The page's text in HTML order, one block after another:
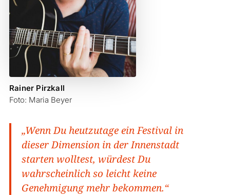
Rainer Pirzkall
Foto: Maria Beyer
„Wenn Du heutzutage ein Festival in
dieser Dimension in der Innenstadt
starten wolltest, würdest Du
wahrscheinlich so leicht keine
Genehmigung mehr bekommen.“